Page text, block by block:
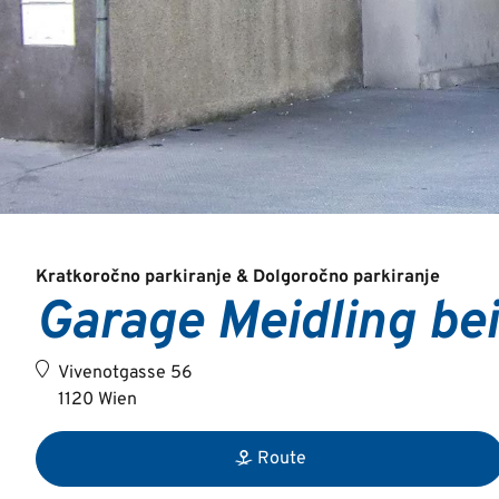
Kratkoročno parkiranje & Dolgoročno parkiranje
Garage Meidling
Vivenotgasse 56
1120 Wien
Route